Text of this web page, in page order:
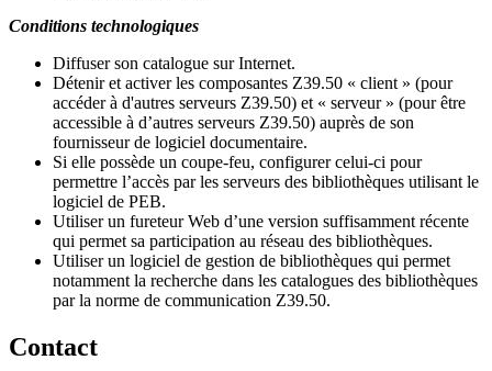
Conditions technologiques
Diffuser son catalogue sur Internet.
Détenir et activer les composantes Z39.50 « client » (pour
accéder à d'autres serveurs Z39.50) et « serveur » (pour être
accessible à d’autres serveurs Z39.50) auprès de son
fournisseur de logiciel documentaire.
Si elle possède un coupe-feu, configurer celui-ci pour
permettre l’accès par les serveurs des bibliothèques utilisant le
logiciel de PEB.
Utiliser un fureteur Web d’une version suffisamment récente
qui permet sa participation au réseau des bibliothèques.
Utiliser un logiciel de gestion de bibliothèques qui permet
notamment la recherche dans les catalogues des bibliothèques
par la norme de communication Z39.50.
Contact